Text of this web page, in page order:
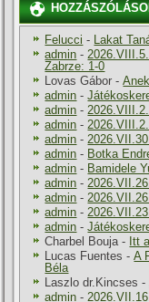
Felucci -
Lakat
admin -
Zabrze: 1-0
Lovas Gábor -
admin -
admin -
admin -
admin -
admin - Botka
admin - Bamidele
admin -
admin -
admin -
admin -
Charbel Bouja - Itt
Lucas Fuentes -A
Béla
Laszlo dr.Kincses -
admin -